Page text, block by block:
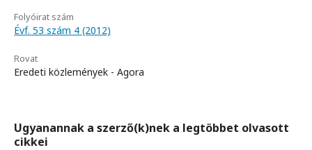
Folyóirat szám
Évf. 53 szám 4 (2012)
Rovat
Eredeti közlemények - Agora
Ugyanannak a szerző(k)nek a legtöbbet olvasott
cikkei